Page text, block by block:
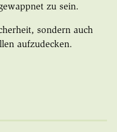
zu sein.
sondern auch
aufzudecken.